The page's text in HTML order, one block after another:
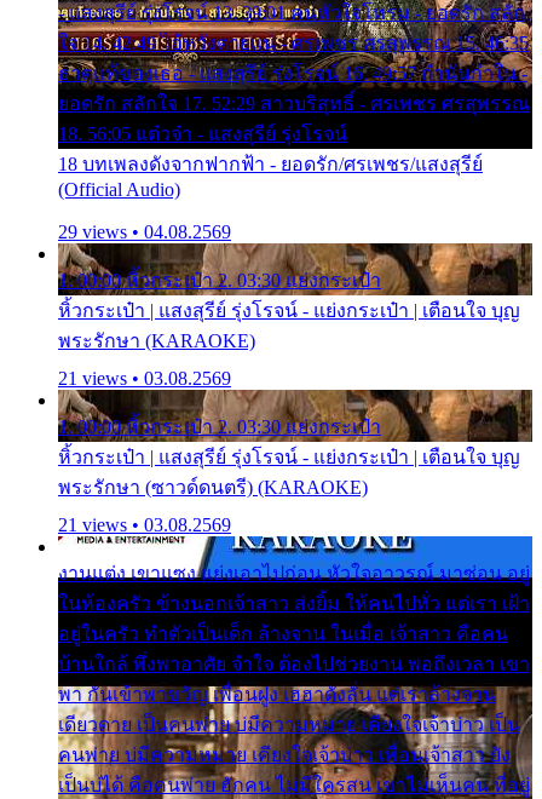
- แสงสุรีย์ รุ่งโรจน์ 13. 39:01 คนหัวใจโทรม - ยอดรัก สลัก
ใจ 14. 42:49 ไอ้หวังตายแน่ - ศรเพชร ศรสุพรรณ 15. 46:35
ธาตุแท้ของเธอ - แสงสุรีย์ รุ่งโรจน์ 16. 49:57 กำนันกำใน -
ยอดรัก สลักใจ 17. 52:29 สาวบริสุทธิ์ - ศรเพชร ศรสุพรรณ
18. 56:05 แต๋วจ๋า - แสงสุรีย์ รุ่งโรจน์
18 บทเพลงดังจากฟากฟ้า - ยอดรัก/ศรเพชร/แสงสุรีย์
(Official Audio)
29 views • 04.08.2569
1. 00:00 หิ้วกระเป๋า 2. 03:30 แย่งกระเป๋า
หิ้วกระเป๋า | แสงสุรีย์ รุ่งโรจน์ - แย่งกระเป๋า | เตือนใจ บุญ
พระรักษา (KARAOKE)
21 views • 03.08.2569
1. 00:00 หิ้วกระเป๋า 2. 03:30 แย่งกระเป๋า
หิ้วกระเป๋า | แสงสุรีย์ รุ่งโรจน์ - แย่งกระเป๋า | เตือนใจ บุญ
พระรักษา (ซาวด์ดนตรี) (KARAOKE)
21 views • 03.08.2569
งานแต่ง เขาแซง แย่งเอาไปก่อน หัวใจอาวรณ์ มาซ่อน อยู่
ในห้องครัว ข้างนอกเจ้าสาว ส่งยิ้ม ให้คนไปทั่ว แต่เรา เฝ้า
อยู่ในครัว ทำตัวเป็นเด็ก ล้างจาน ในเมื่อ เจ้าสาว คือคน
บ้านใกล้ พึ่งพาอาศัย จำใจ ต้องไปช่วยงาน พอถึงเวลา เขา
พา กันเข้าพาขวัญ เพื่อนฝูง เฮฮาดังลั่น แต่เราล้างจาน
เดียวดาย เป็นคนพ่าย บ่มีความหมาย เคียงใจเจ้าบ่าว เป็น
คนพ่าย บ่มีความหมาย เคียงใจเจ้าบ่าว เพื่อนเจ้าสาว ยัง
เป็นบ่ได้ คือคนพ่าย ฮักคน ไม่มีใครสน เขาไม่เห็นคน ที่อยู่